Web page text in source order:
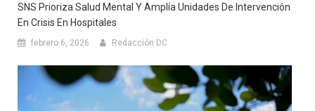
SNS Prioriza Salud Mental Y Amplía Unidades De Intervención
En Crisis En Hospitales
febrero 6, 2026 Redacción DC